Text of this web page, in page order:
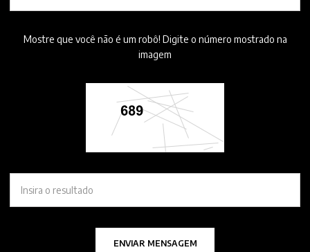
Mostre que você não é um robô! Digite o número mostrado na
imagem
ENVIAR MENSAGEM